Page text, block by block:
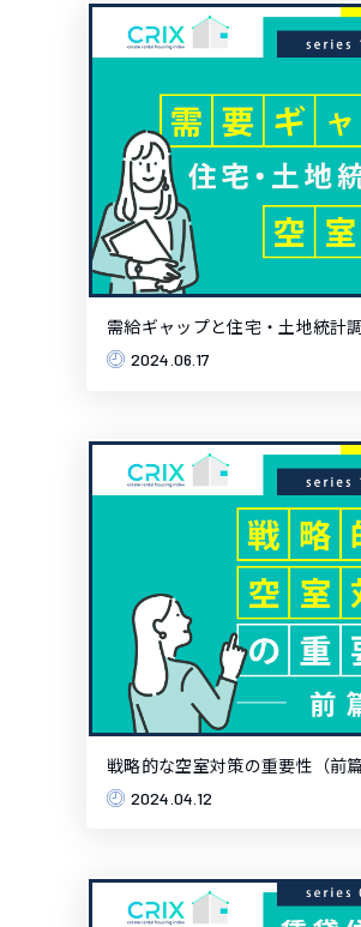
需給ギャップと住宅・土地統計
2024.06.17
戦略的な空室対策の重要性（前篇
2024.04.12